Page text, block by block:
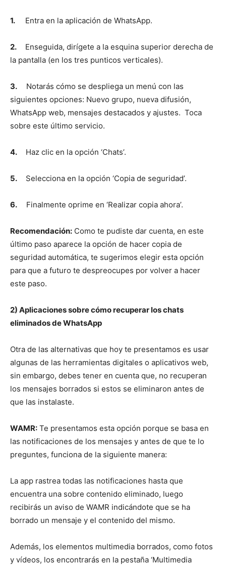
1. Entra en la aplicación de WhatsApp.
2.
Enseguida, dirígete a la esquina superior derecha de
la pantalla (en los tres punticos verticales).
3.
Notarás cómo se despliega un menú con las
siguientes opciones: Nuevo grupo, nueva difusión,
WhatsApp web, mensajes destacados y ajustes. Toca
sobre este último servicio.
4. Haz clic en la opción ‘Chats’.
5. Selecciona en la opción ‘Copia de seguridad’.
6. Finalmente oprime en ‘Realizar copia ahora’.
Recomendación: Como te pudiste dar cuenta, en este
último paso aparece la opción de hacer copia de
seguridad automática, te sugerimos elegir esta opción
para que a futuro te despreocupes por volver a hacer
este paso.
2) Aplicaciones sobre cómo recuperar los chats
eliminados de WhatsApp
Otra de las alternativas que hoy te presentamos es usar
algunas de las herramientas digitales o aplicativos web,
sin embargo, debes tener en cuenta que, no recuperan
los mensajes borrados si estos se eliminaron antes de
que las instalaste.
WAMR: Te presentamos esta opción porque se basa en
las notificaciones de los mensajes y antes de que te lo
preguntes, funciona de la siguiente manera:
La app rastrea todas las notificaciones hasta que
encuentra una sobre contenido eliminado, luego
recibirás un aviso de WAMR indicándote que se ha
borrado un mensaje y el contenido del mismo.
Además, los elementos multimedia borrados, como fotos
y vídeos, los encontrarás en la pestaña ‘Multimedia